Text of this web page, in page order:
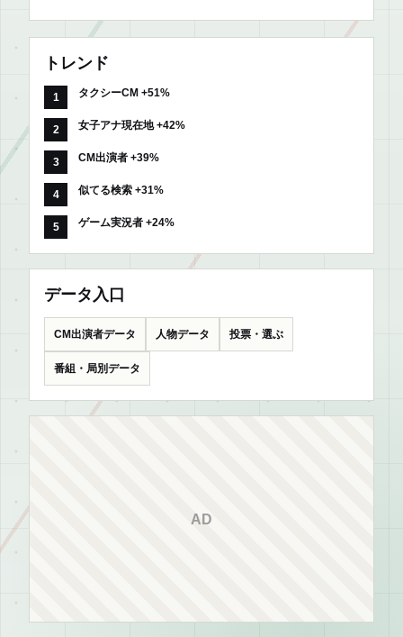
トレンド
タクシーCM +51%
女子アナ現在地 +42%
CM出演者 +39%
似てる検索 +31%
ゲーム実況者 +24%
データ入口
CM出演者データ 人物データ 投票・選ぶ
番組・局別データ
AD